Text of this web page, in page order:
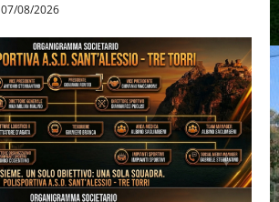
07/08/2026